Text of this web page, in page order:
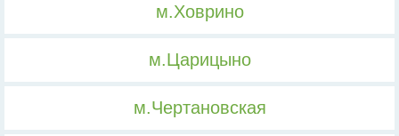
м.Ховрино
м.Царицыно
м.Чертановская